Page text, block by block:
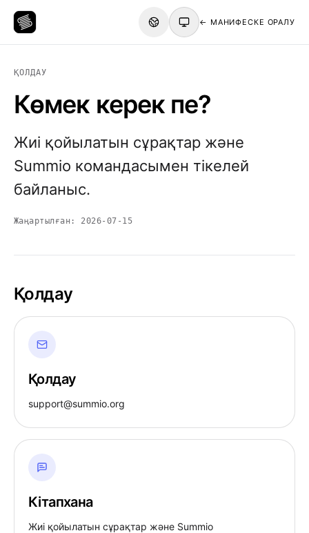
← МАНИФЕСКЕ ОРАЛУ
ҚОЛДАУ
Көмек керек пе?
Жиі қойылатын сұрақтар және
Summio командасымен тікелей
байланыс.
Жаңартылған: 2026-07-15
Қолдау
Қолдау
support@summio.org
Кітапхана
Жиі қойылатын сұрақтар және Summio